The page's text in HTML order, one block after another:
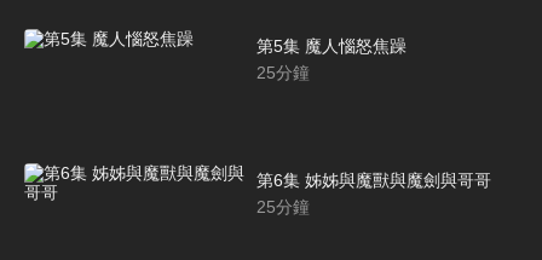
第5集 魔人惱怒焦躁
25分鐘
第6集 姊姊與魔獸與魔劍與哥哥
25分鐘